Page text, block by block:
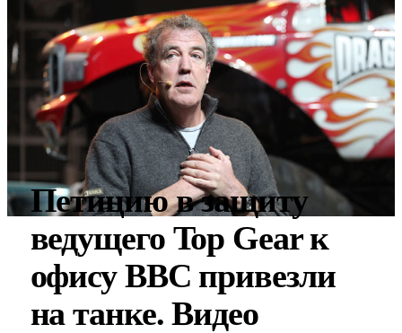
Петицию в защиту
ведущего Top Gear к
офису BBC привезли
на танке. Видео